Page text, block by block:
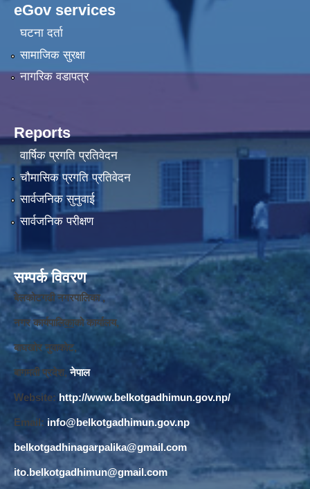
eGov services
घटना दर्ता
सामाजिक सुरक्षा
नागरिक वडापत्र
Reports
वार्षिक प्रगति प्रतिवेदन
चौमासिक प्रगति प्रतिवेदन
सार्वजनिक सुनुवाई
सार्वजनिक परीक्षण
सम्पर्क विवरण
बेलकोटगढी नगरपालिका ,
नगर कार्यपालिकाको कार्यालय,
बाघखोर नुवाकोट,
बागमती प्रदेश, नेपाल
Website: http://www.belkotgadhimun.gov.np/
Email: info@belkotgadhimun.gov.np
belkotgadhinagarpalika@gmail.com
ito.belkotgadhimun@gmail.com